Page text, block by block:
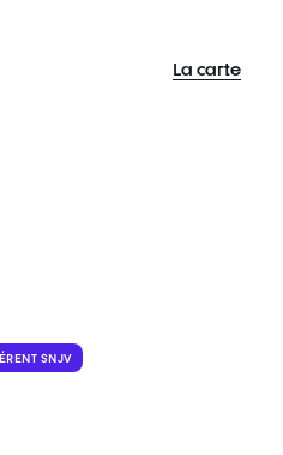
La carte
SNJV